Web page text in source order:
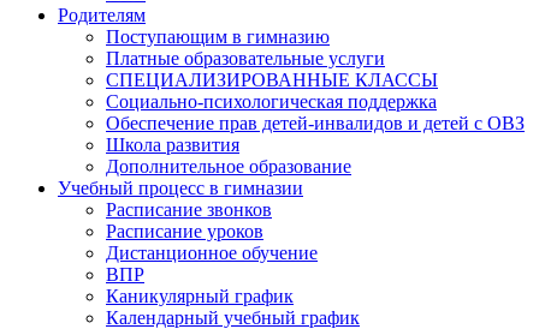
Родителям
Поступающим в гимназию
Платные образовательные услуги
СПЕЦИАЛИЗИРОВАННЫЕ КЛАССЫ
Социально-психологическая поддержка
Обеспечение прав детей-инвалидов и детей с ОВЗ
Школа развития
Дополнительное образование
Учебный процесс в гимназии
Расписание звонков
Расписание уроков
Дистанционное обучение
ВПР
Каникулярный график
Календарный учебный график